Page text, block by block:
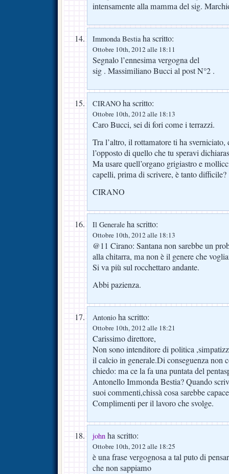
intensamente alla mamma del sig.
Immonda Bestiaha scritto:
Ottobre 10th, 2012 alle 18:11
Segnalo l’ennesima vergogna del
sig . Massimiliano Bucci al post N°2 .
CIRANO ha scritto:
Ottobre 10th, 2012 alle 18:13
Caro Bucci, sei di fori come i terrazzi.
Tra l’altro, il rottamatore ti ha sverniciato,
l’opposto di quello che tu speravi
Ma usare quell’organo grigiastro e
capelli, prima di scrivere, è tanto difficile?
CIRANO
Il Generale ha scritto:
Ottobre 10th, 2012 alle 18:13
@11 Cirano: Santana non sarebbe un
alla chitarra, ma non è il genere che
Si va più sul rocchettaro andante.
Abbi pazienza.
Antonio ha scritto:
Ottobre 10th, 2012 alle 18:21
Carissimo direttore,
Non sono intenditore di politica
il calcio in generale.Di conseguenza non
chiedo: ma ce la fa una puntata del
Antonello Immonda Bestia? Quando
suoi commenti,chissà cosa sarebbe
Complimenti per il lavoro che svolge.
john ha scritto:
Ottobre 10th, 2012 alle 18:25
è una frase vergognosa a tal puto di
che non sappiamo